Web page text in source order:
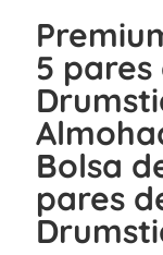
5 pares
Bolsa
pares